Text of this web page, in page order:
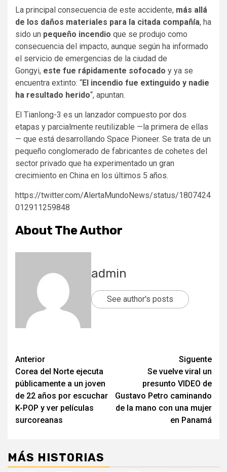
La principal consecuencia de este accidente, más allá
de los daños materiales para la citada compañía, ha
sido un pequeño incendio que se produjo como
consecuencia del impacto, aunque según ha informado
el servicio de emergencias de la ciudad de
Gongyi, este fue rápidamente sofocado y ya se
encuentra extinto: “El incendio fue extinguido y nadie
ha resultado herido“, apuntan.
El Tianlong-3 es un lanzador compuesto por dos
etapas y parcialmente reutilizable —la primera de ellas
— que está desarrollando Space Pioneer. Se trata de un
pequeño conglomerado de fabricantes de cohetes del
sector privado que ha experimentado un gran
crecimiento en China en los últimos 5 años.
https://twitter.com/AlertaMundoNews/status/1807424
012911259848
About The Author
admin
See author's posts
Post
navigation
Anterior
Corea del Norte ejecuta
públicamente a un joven
de 22 años por escuchar
K-POP y ver películas
surcoreanas
Siguente
Se vuelve viral un
presunto VIDEO de
Gustavo Petro caminando
de la mano con una mujer
en Panamá
MÁS HISTORIAS